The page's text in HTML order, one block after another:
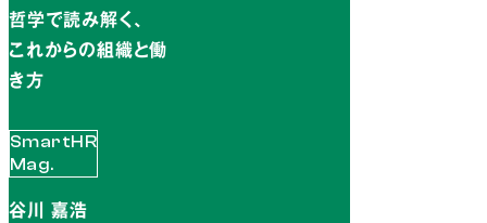
哲学で読み解く、
これからの組織と働
き方
SmartHR
Mag.
谷川 嘉浩